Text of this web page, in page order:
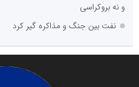
و نه بروکراسی
نفت بین جنگ و مذاکره گیر کرد